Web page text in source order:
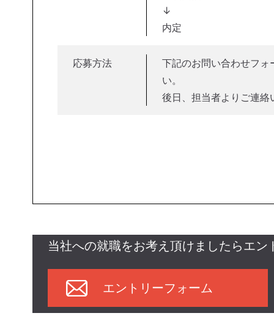
↓
内定
応募方法
下記のお問い合わせフ
い。
後日、担当者よりご連絡
当社への就職をお考え頂けましたらエ
エントリーフォーム